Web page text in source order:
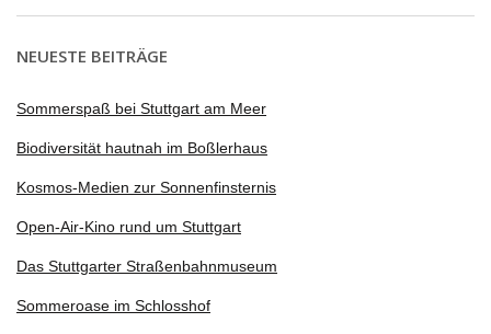
NEUESTE BEITRÄGE
Sommerspaß bei Stuttgart am Meer
Biodiversität hautnah im Boßlerhaus
Kosmos-Medien zur Sonnenfinsternis
Open-Air-Kino rund um Stuttgart
Das Stuttgarter Straßenbahnmuseum
Sommeroase im Schlosshof